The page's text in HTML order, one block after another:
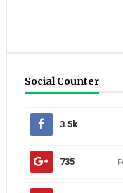
Social Counter
3.5k
735